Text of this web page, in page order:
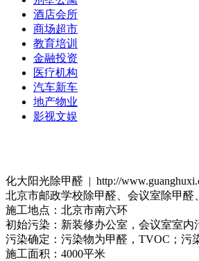
酒店会所
商场超市
教育培训
金融投资
医疗机构
汽车新车
地产物业
影视文娱
化大阳光除甲醛 | http://
北京市邮政学校除甲醛、会议室除甲
施工地点：北京市南六环
初始污染：新装修办公室，会议室室内
污染确定：污染物为甲醛，TVOC；污
施工面积：4000平米